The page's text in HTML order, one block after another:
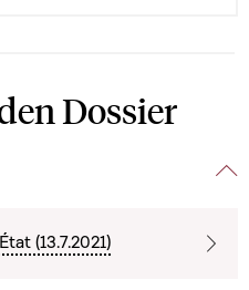
Dossier
(13.7.2021)